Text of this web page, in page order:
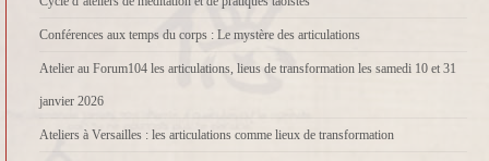
Conférences aux temps du corps : Le mystère des articulations
Atelier au Forum104 les articulations, lieus de transformation les samedi 10 et 31
janvier 2026
Ateliers à Versailles : les articulations comme lieux de transformation